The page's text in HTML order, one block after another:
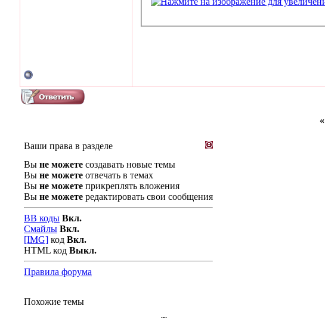
«
Ваши права в разделе
Вы не можете создавать новые темы
Вы не можете отвечать в темах
Вы не можете прикреплять вложения
Вы не можете редактировать свои сообщения
BB коды Вкл.
Смайлы Вкл.
[IMG] код Вкл.
HTML код Выкл.
Правила форума
Похожие темы